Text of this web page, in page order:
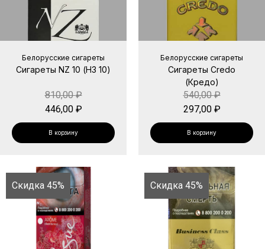
Белорусские сигареты
Сигареты NZ 10 (НЗ 10)
810,00₽
446,00 ₽
В корзину
Белорусские сигареты
Сигареты Credo
(Кредо)
540,00₽
297,00 ₽
В корзину
Скидка 45% Скидка 45%